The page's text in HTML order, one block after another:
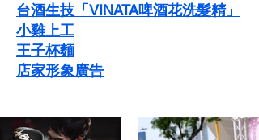
台酒生技「VINATA啤酒花洗髮精」
​小雞上工
​王子杯麵
​店家形象廣告